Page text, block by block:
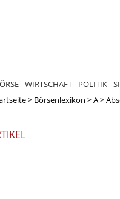
WIRTSCHAFT POLITIK
> Börsenlexikon >A>